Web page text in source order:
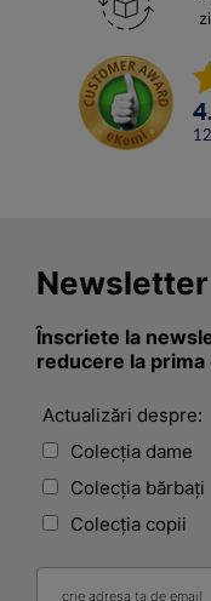
Newsletter
Înscriete la
reducere la prima
Actualizări despre:
Colecția dame
Colecția bărbați
Colecția copii